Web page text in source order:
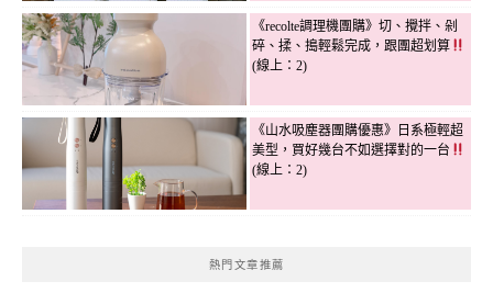
《recolte調理機團購》切、攪拌、剁
碎、揉、搗輕鬆完成，跟團超划算
(線上：2)
《山水吸塵器團購優惠》日系極輕超
美型，買好幾台不如選擇對的一台
(線上：2)
熱門文章推薦